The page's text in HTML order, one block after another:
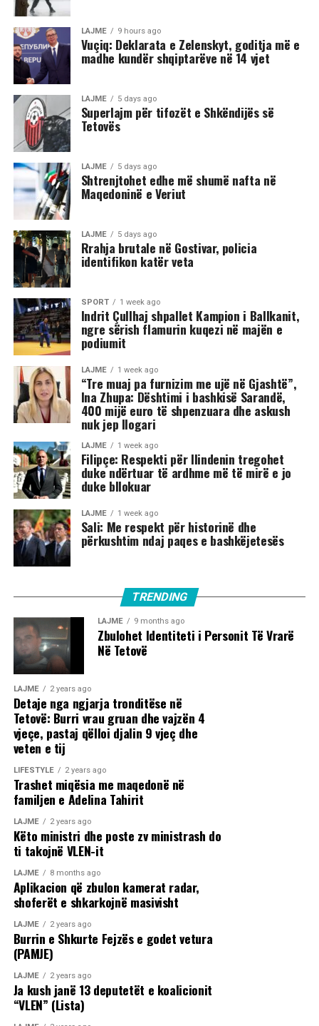
LAJME 9 hours ago
Vuçiq: Deklarata e Zelenskyt, goditja më e
madhe kundër shqiptarëve në 14 vjet
LAJME 5 days ago
Superlajm për tifozët e Shkëndijës së
Tetovës
LAJME 5 days ago
Shtrenjtohet edhe më shumë nafta në
Maqedoninë e Veriut
LAJME 5 days ago
Rrahja brutale në Gostivar, policia
identifikon katër veta
SPORT 1 week ago
Indrit Çullhaj shpallet Kampion i Ballkanit,
ngre sërish flamurin kuqezi në majën e
podiumit
LAJME 1 week ago
“Tre muaj pa furnizim me ujë në Gjashtë”,
Ina Zhupa: Dështimi i bashkisë Sarandë,
400 mijë euro të shpenzuara dhe askush
nuk jep llogari
LAJME 1 week ago
Filipçe: Respekti për Ilindenin tregohet
duke ndërtuar të ardhme më të mirë e jo
duke bllokuar
LAJME 1 week ago
Sali: Me respekt për historinë dhe
përkushtim ndaj paqes e bashkëjetesës
TRENDING
LAJME 9 months ago
Zbulohet Identiteti i Personit Të Vrarë
Në Tetovë
LAJME 2 years ago
Detaje nga ngjarja tronditëse në
Tetovë: Burri vrau gruan dhe vajzën 4
vjeçe, pastaj qëlloi djalin 9 vjeç dhe
veten e tij
LIFESTYLE 2 years ago
Trashet miqësia me maqedonë në
familjen e Adelina Tahirit
LAJME 2 years ago
Këto ministri dhe poste zv ministrash do
ti takojnë VLEN-it
LAJME 8 months ago
Aplikacion që zbulon kamerat radar,
shoferët e shkarkojnë masivisht
LAJME 2 years ago
Burrin e Shkurte Fejzës e godet vetura
(PAMJE)
LAJME 2 years ago
Ja kush janë 13 deputetët e koalicionit
“VLEN” (Lista)